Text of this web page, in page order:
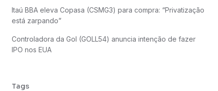
Itaú BBA eleva Copasa (CSMG3) para compra: “Privatização
está zarpando”
Controladora da Gol (GOLL54) anuncia intenção de fazer
IPO nos EUA
Tags